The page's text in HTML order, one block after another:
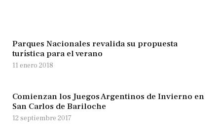
Parques Nacionales revalida su propuesta
turística para el verano
11 enero 2018
Comienzan los Juegos Argentinos de Invierno en
San Carlos de Bariloche
12 septiembre 2017